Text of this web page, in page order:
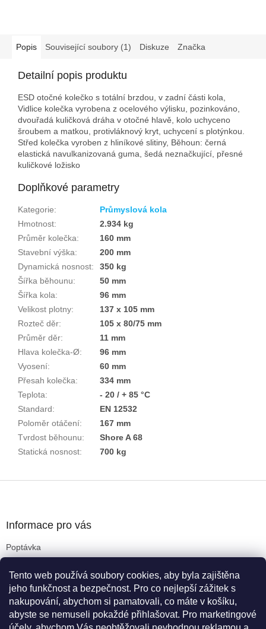
Tento web používá soubory cookies, aby byla zajištěna
jeho funkčnost a bezpečnost. Pro co nejlepší zážitek s
nakupování, abychom si pamatovali, co máte v košíku,
abyste se nemuseli pokaždé přihlašovat. Pro marketingové
Popis Související soubory (1) Diskuze Značka
Detailní popis produktu
ESD otočné kolečko s totální brzdou, v zadní části kola,
Vidlice kolečka vyrobena z ocelového výlisku, pozinkováno,
dvouřadá kuličková dráha v otočné hlavě, kolo uchyceno
šroubem a matkou, protivláknový kryt, uchycení s plotýnkou.
Střed kolečka vyroben z hliníkové slitiny, Běhoun: černá
elastická navulkanizovaná guma, šedá neznačkující, přesné
kuličkové ložisko
Doplňkové parametry
Kategorie:
Průmyslová kola
Hmotnost:
2.934 kg
Průměr kolečka:
160 mm
Stavební výška:
200 mm
Dynamická nosnost:
350 kg
Šířka běhounu:
50 mm
Šířka kola:
96 mm
Velikost plotny:
137 x 105 mm
Rozteč děr:
105 x 80/75 mm
Průměr děr:
11 mm
Hlava kolečka-Ø:
96 mm
Vyosení:
60 mm
Přesah kolečka:
334 mm
Teplota:
- 20 / + 85 °C
Standard:
EN 12532
Poloměr otáčení:
167 mm
Tvrdost běhounu:
Shore A 68
Statická nosnost: 700 kg
Informace pro vás
Poptávka
Podmínky ochrany osobních údajů
Reklamační řád
Kritéria pro výběr koleček
Doprava a platba